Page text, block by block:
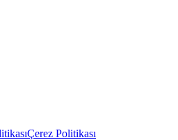
Çerez Politikası